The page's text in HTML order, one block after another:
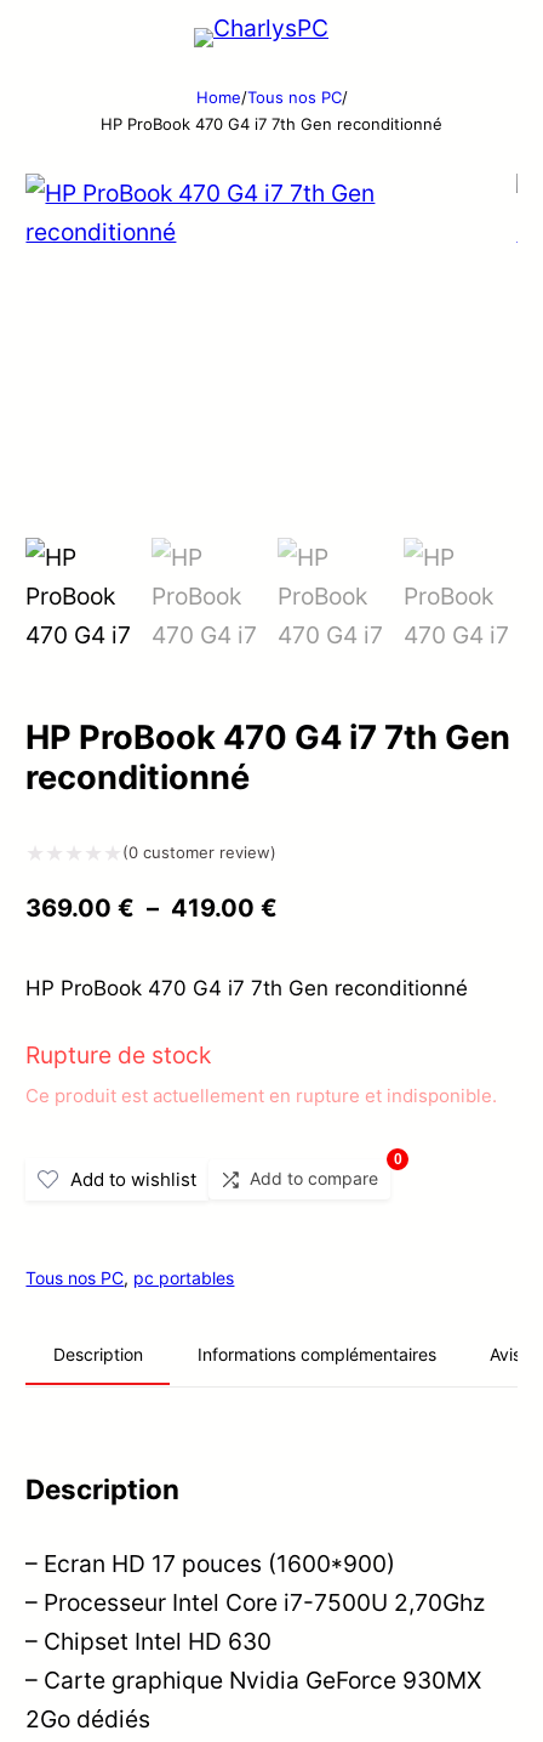
Home/Tous nos PC/
HP ProBook 470 G4 i7 7th Gen reconditionné
HP ProBook 470 G4 i7 7th Gen
reconditionné
0
5
(0 customer review)
369.00€ – 419.00€
prix :
419.00 €
HP ProBook 470 G4 i7 7th Gen reconditionné
Rupture de stock
Ce produit est actuellement en rupture et indisponible.
Add to wishlist Add to compare
0
Tous nos PC, pc portables
Description Informations complémentaires Avis
Description
– Ecran HD 17 pouces (1600*900)
– Processeur Intel Core i7-7500U 2,70Ghz
– Chipset Intel HD 630
– Carte graphique Nvidia GeForce 930MX
2Go dédiés